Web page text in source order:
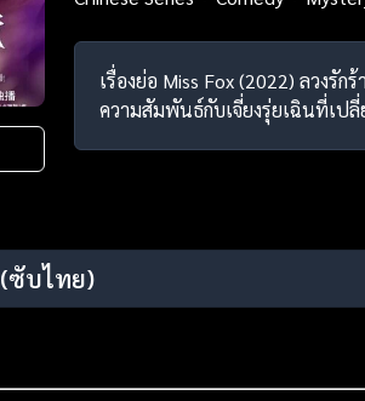
เรื่องย่อ Miss Fox (2022) ลวงรั
ความสัมพันธ์กับเจี่ยงรุ่ยเฉินที่เป
(ซับไทย)